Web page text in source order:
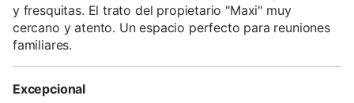
(consúltenos).
También disponemos de plancha, cuna, trona y bañera para
bebés, bajo petición.
sus visitantes de la mayor comodidad en un entorno rural único.
y fresquitas. El trato del propietario "Maxi" muy
cercano y atento. Un espacio perfecto para reuniones
familiares.
Excepcional